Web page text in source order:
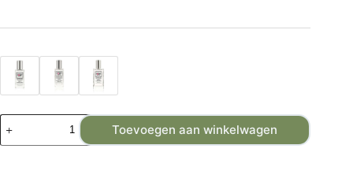
Toevoegen aan winkelwagen